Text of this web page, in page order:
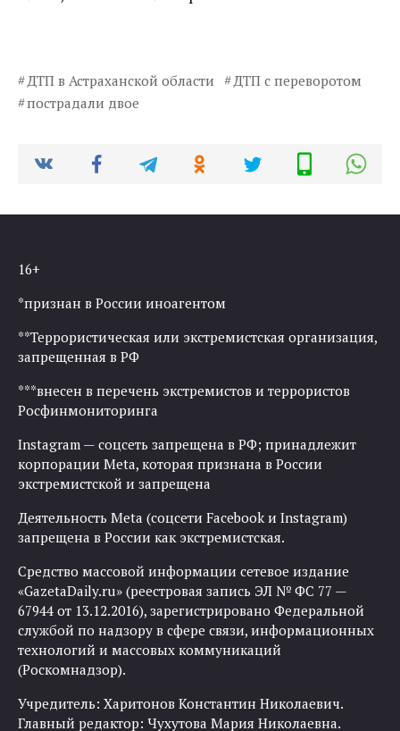
ДТП в Астраханской области
ДТП с переворотом
пострадали двое
16+
*признан в России иноагентом
**Террористическая или экстремистская организация,
запрещенная в РФ
***внесен в перечень экстремистов и террористов
Росфинмониторинга
Instagram — соцсеть запрещена в РФ; принадлежит
корпорации Meta, которая признана в России
экстремистской и запрещена
Деятельность Meta (соцсети Facebook и Instagram)
запрещена в России как экстремистская.
Средство массовой информации сетевое издание
«GazetaDaily.ru» (реестровая запись ЭЛ № ФС 77 —
67944 от 13.12.2016), зарегистрировано Федеральной
службой по надзору в сфере связи, информационных
технологий и массовых коммуникаций
(Роскомнадзор).
Учредитель: Харитонов Константин Николаевич.
Главный редактор: Чухутова Мария Николаевна.